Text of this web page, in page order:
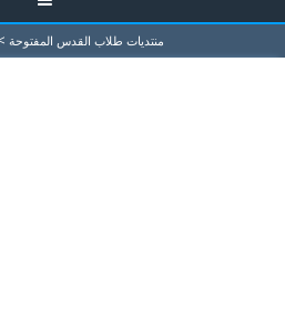
منتديات طلاب القدس المفتوحة >